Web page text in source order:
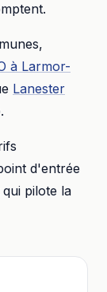
à Larmor-
Lanester
d'entrée
qui pilote la